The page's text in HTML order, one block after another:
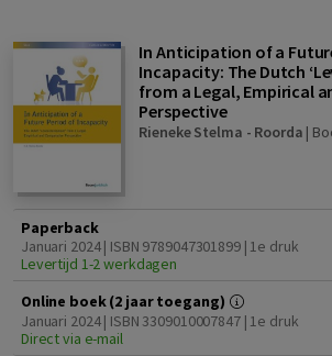
In Anticipation of a
Incapacity: The Dutch
from a Legal, Empirical
Perspective
Rieneke Stelma - Roorda |
Paperback
Januari 2024 | ISBN 9789047301899 | 1e druk
Levertijd 1-2 werkdagen
Online boek (2 jaar toegang)
Januari 2024 | ISBN 3309010007847 | 1e druk
Direct via e-mail